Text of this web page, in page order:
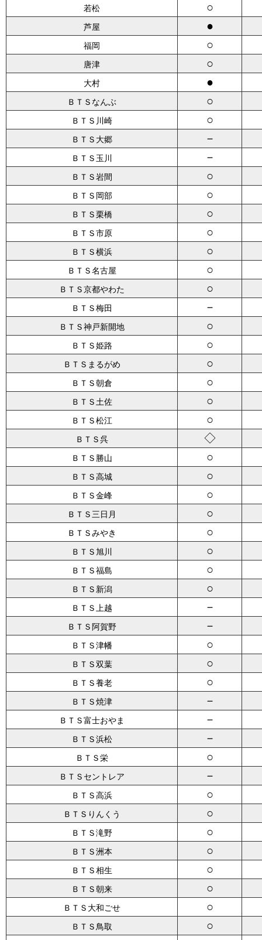
若松 ○
芦屋 ●
福岡 ○
唐津 ○
大村 ●
ＢＴＳなんぶ ○
ＢＴＳ川崎 ○
ＢＴＳ大郷 －
ＢＴＳ玉川 －
ＢＴＳ岩間 ○
ＢＴＳ岡部 ○
ＢＴＳ栗橋 ○
ＢＴＳ市原 ○
ＢＴＳ横浜 ○
ＢＴＳ名古屋 ○
ＢＴＳ京都やわた ○
ＢＴＳ梅田 －
ＢＴＳ神戸新開地 ○
ＢＴＳ姫路 ○
ＢＴＳまるがめ ○
ＢＴＳ朝倉 ○
ＢＴＳ土佐 ○
ＢＴＳ松江 ○
ＢＴＳ呉 ◇
ＢＴＳ勝山 ○
ＢＴＳ高城 ○
ＢＴＳ金峰 ○
ＢＴＳ三日月 ○
ＢＴＳみやき ○
ＢＴＳ旭川 ○
ＢＴＳ福島 ○
ＢＴＳ新潟 ○
ＢＴＳ上越 －
ＢＴＳ阿賀野 －
ＢＴＳ津幡 ○
ＢＴＳ双葉 ○
ＢＴＳ養老 ○
ＢＴＳ焼津 －
ＢＴＳ富士おやま －
ＢＴＳ浜松 －
ＢＴＳ栄 ○
ＢＴＳセントレア －
ＢＴＳ高浜 ○
ＢＴＳりんくう ○
ＢＴＳ滝野 ○
ＢＴＳ洲本 ○
ＢＴＳ相生 ○
ＢＴＳ朝来 ○
ＢＴＳ大和ごせ ○
ＢＴＳ鳥取
○